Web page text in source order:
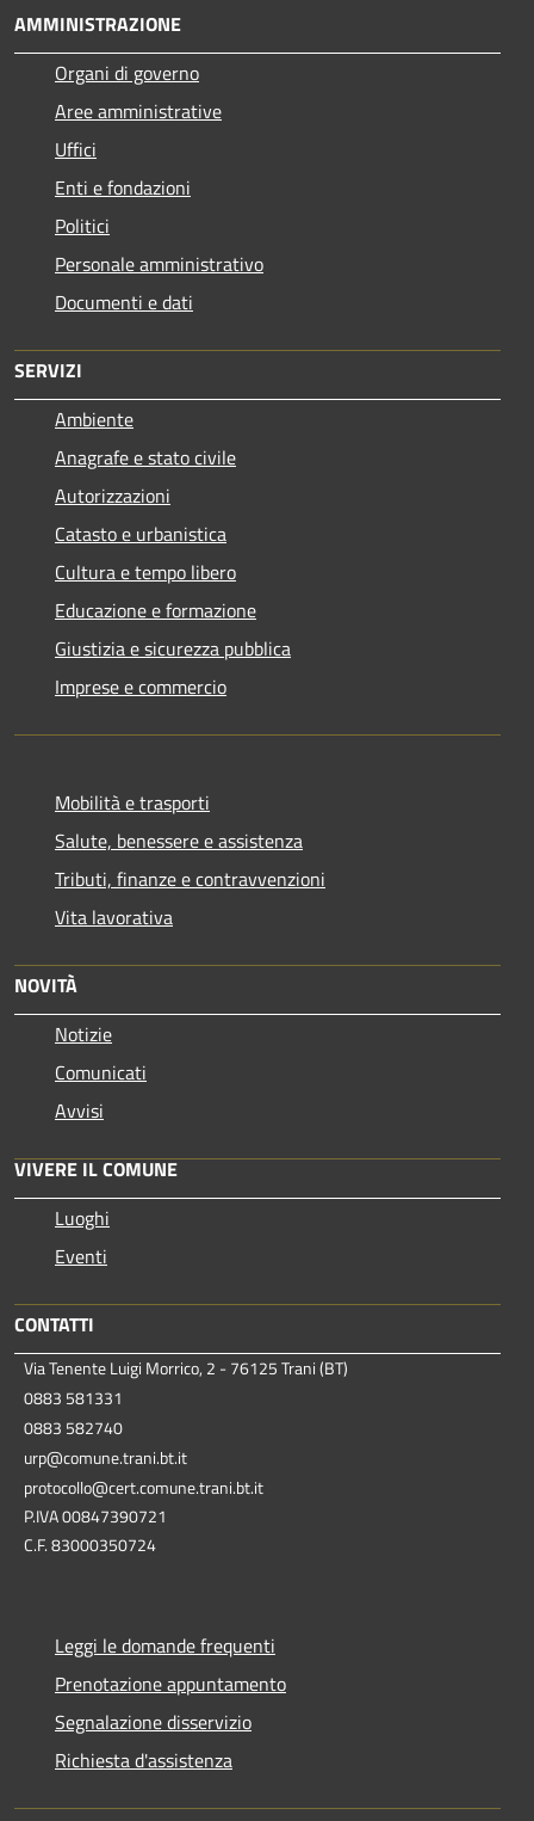
AMMINISTRAZIONE
Organi di governo
Aree amministrative
Uffici
Enti e fondazioni
Politici
Personale amministrativo
Documenti e dati
SERVIZI
Ambiente
Anagrafe e stato civile
Autorizzazioni
Catasto e urbanistica
Cultura e tempo libero
Educazione e formazione
Giustizia e sicurezza pubblica
Imprese e commercio
Mobilità e trasporti
Salute, benessere e assistenza
Tributi, finanze e contravvenzioni
Vita lavorativa
NOVITÀ
Notizie
Comunicati
Avvisi
VIVERE IL COMUNE
Luoghi
Eventi
CONTATTI
Via Tenente Luigi Morrico, 2 - 76125 Trani (BT)
0883 581331
0883 582740
urp@comune.trani.bt.it
protocollo@cert.comune.trani.bt.it
P.IVA 00847390721
C.F. 83000350724
Leggi le domande frequenti
Prenotazione appuntamento
Segnalazione disservizio
Richiesta d'assistenza